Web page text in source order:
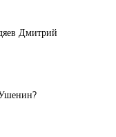
Дмитрий